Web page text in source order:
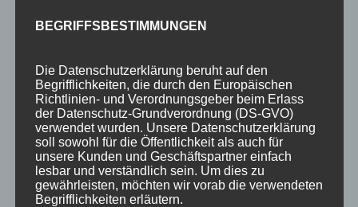
4-Raum-Fewo 4P
3-Raum-Fewo 2-3P
2-Raum-Fewo 2P
2-Raum-Fewo 2-3P
Einzelzimmer o. Balkon 1P
Preise
BEGRIFFSBESTIMMUNGEN
Die Datenschutzerklärung beruht auf den
Begrifflichkeiten, die durch den Europäischen
Richtlinien- und Verordnungsgeber beim Erlass
der Datenschutz-Grundverordnung (DS-GVO)
verwendet wurden. Unsere Datenschutzerklärung
soll sowohl für die Öffentlichkeit als auch für
unsere Kunden und Geschäftspartner einfach
lesbar und verständlich sein. Um dies zu
gewährleisten, möchten wir vorab die verwendeten
Begrifflichkeiten erläutern.